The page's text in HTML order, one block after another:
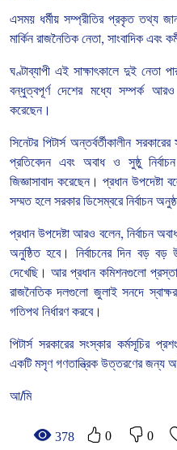
এসময় ধর্মীয় সম্প্রীতির প্রকৃত তথ্য
মার্কিন রাজনৈতিক নেতা, সাংবাদিক এবং
ঘণ্টাব্যাপী এই সাক্ষাৎকালে দুই নেতা
বন্ধুত্বপূর্ণ দেশের মধ্যে সম্পর্ক আরও
করেছেন।
সিনেটর পিটার্স অন্তর্বর্তীকালীন সরকারের
প্রতিবেদন এবং অবাধ ও সুষ্ঠু নির্বাচন
জিজ্ঞাসাবাদ করেছেন। প্রধান উপদেষ্টা
সম্মত হলে সরকার ডিসেম্বরে নির্বাচন
প্রধান উপদেষ্টা আরও বলেন, নির্বাচন
অনুষ্ঠিত হবে। নির্বাচনের দিন বড় বড়
দেখেছি। আর প্রধান কমিশনগুলো
রাজনৈতিক দলগুলো জুলাই সনদে স্বাক্ষর
গতিপথ নির্ধারণ করবে।
পিটার্স সরকারের সংস্কার কর্মসূচির
একটি মসৃণ গণতান্ত্রিক উত্তরণের জন্য
আ/মি
378 0 0